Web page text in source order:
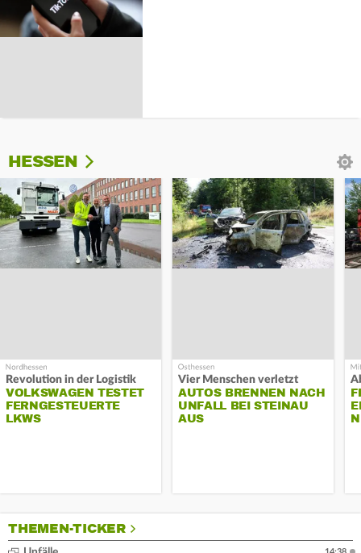
HESSEN
Revolution in der Logistik
VOLKSWAGEN TESTET
FERNGESTEUERTE
LKWS
Vier Menschen verletzt
AUTOS BRENNEN NACH
UNFALL BEI STEINAU
AUS
THEMEN-TICKER